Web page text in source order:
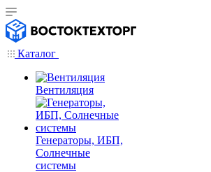
Каталог
Вентиляция
Генераторы, ИБП,
Солнечные
системы